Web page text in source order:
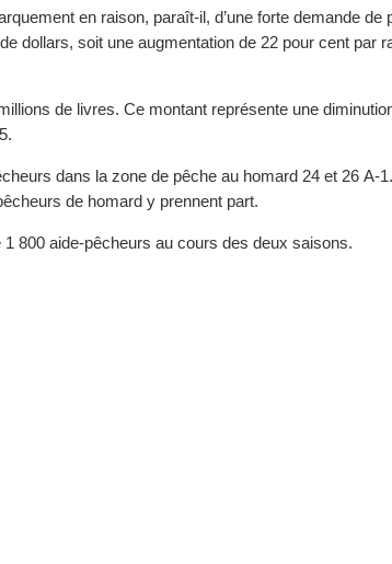
de produits du
dollars, soit une augmentation de 22 pour cent par
de livres. Ce montant représente une
dans la zone de pêche au homard 24 et 26 A-
de homard y prennent part.
1 800 aide-pêcheurs au cours des deux saisons.